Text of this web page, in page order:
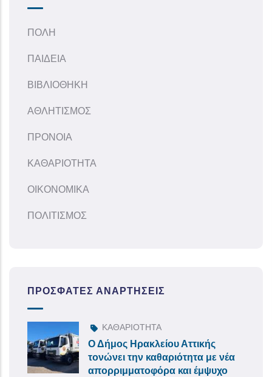
ΠΟΛΗ
ΠΑΙΔΕΙΑ
ΒΙΒΛΙΟΘΗΚΗ
ΑΘΛΗΤΙΣΜΟΣ
ΠΡΟΝΟΙΑ
ΚΑΘΑΡΙΟΤΗΤΑ
ΟΙΚΟΝΟΜΙΚΑ
ΠΟΛΙΤΙΣΜΟΣ
ΠΡΌΣΦΑΤΕΣ ΑΝΑΡΤΉΣΕΙΣ
ΚΑΘΑΡΙΟΤΗΤΑ
Ο Δήμος Ηρακλείου Αττικής
τονώνει την καθαριότητα με νέα
απορριμματοφόρα και έμψυχο